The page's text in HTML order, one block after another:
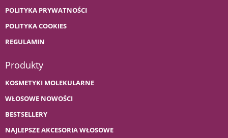
POLITYKA PRYWATNOŚCI
POLITYKA COOKIES
REGULAMIN
Produkty
KOSMETYKI MOLEKULARNE
WŁOSOWE NOWOŚCI
BESTSELLERY
NAJLEPSZE AKCESORIA WŁOSOWE